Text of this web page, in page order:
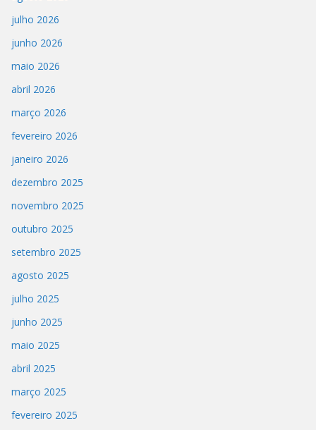
julho 2026
junho 2026
maio 2026
abril 2026
março 2026
fevereiro 2026
janeiro 2026
dezembro 2025
novembro 2025
outubro 2025
setembro 2025
agosto 2025
julho 2025
junho 2025
maio 2025
abril 2025
março 2025
fevereiro 2025